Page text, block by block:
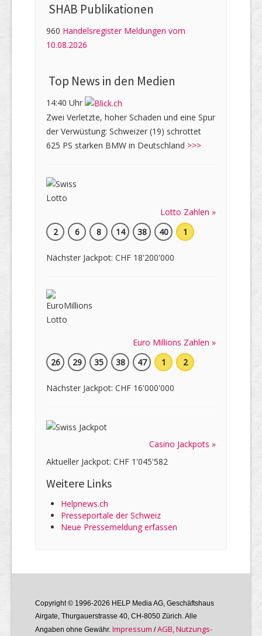
SHAB Publi­kati­onen
960 Handelsregister Meldungen vom
10.08.2026
Top News in den Medien
14:40 Uhr
Zwei Verletzte, hoher Schaden und eine Spur
der Verwüstung: Schweizer (19) schrottet
625 PS starken BMW in Deutschland >>>
Lotto Zahlen »
2
6 8 14 38 40 1
Nächster Jackpot: CHF 18'200'000
Euro Millions Zahlen »
26
29 35 38 47 1 2
Nächster Jackpot: CHF 16'000'000
Casino Jackpots »
Aktueller Jackpot: CHF 1'045'582
Weitere Links
Helpnews.ch
Presseportale der Schweiz
Neue Pressemeldung erfassen
Copyright © 1996-2026 HELP Media AG, Geschäftshaus
Airgate, Thurgauer­strasse 40, CH-8050 Zürich. Alle
Angaben ohne Gewähr. Im­pres­sum /AGB, Nutzungs­